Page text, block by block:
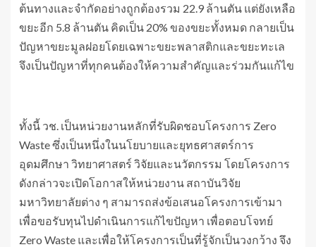
ต้นทางและจำกัดอย่างถูกต้องรวม 22.9 ล้านตัน แต่ยังเหลือ
ขยะอีก 5.8 ล้านตัน คิดเป็น 20% ของขยะทั้งหมด กลายเป็น
ปัญหาขยะมูลฝอยโดยเฉพาะขยะพลาสติกและขยะทะเล
จึงเป็นปัญหาที่ทุกคนต้องให้ความสำคัญและร่วมกันแก้ไข
ทั้งนี้ วช. เป็นหน่วยงานหลักที่รับผิดชอบโครงการ Zero
Waste ซึ่งเป็นหนึ่งในนโยบายและยุทธศาสตร์การ
อุดมศึกษา วิทยาศาสตร์ วิจัยและนวัตกรรม โดยโครงการ
ดังกล่าวจะเปิดโอกาสให้หน่วยงาน สถาบันวิจัย
มหาวิทยาลัยต่าง ๆ สามารถส่งข้อเสนอโครงการเข้ามา
เพื่อขอรับทุนไปดำเนินการแก้ไขปัญหา เพื่อตอบโจทย์
Zero Waste และเพื่อให้โครงการเป็นที่รู้จักเป็นวงกว้าง จึง